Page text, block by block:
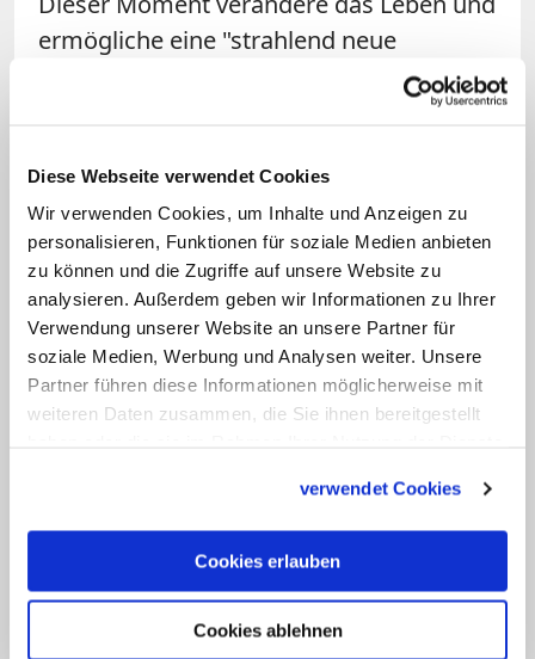
Diese Webseite verwendet Cookies
Wir verwenden Cookies, um Inhalte und Anzeigen zu
personalisieren, Funktionen für soziale Medien anbieten
zu können und die Zugriffe auf unsere Website zu
analysieren. Außerdem geben wir Informationen zu Ihrer
Verwendung unserer Website an unsere Partner für
soziale Medien, Werbung und Analysen weiter. Unsere
Partner führen diese Informationen möglicherweise mit
weiteren Daten zusammen, die Sie ihnen bereitgestellt
verwendet Cookies
Cookies erlauben
Cookies ablehnen
ermögliche eine "strahlend neue
Wirklichkeit und auf das Geheimnis des
den Weg fortzusetzen, genüge es nicht,
zu einem abstrakten, idealen Jesus
zurückzugehen, sondern es gehe um die
"lebendige, konkrete und bewegende
Erinnerung an unsere erste Begegnung
mit ihm".
Dies sei der Punkt in der eigenen
nicht einfach eine geschichtliche Gestalt
blieb wie andere, sondern wo er zur
wichtigsten Person deines Lebens wurde:
kein ferner Gott, sondern der nahe Gott,
der dich besser kennt und dich mehr